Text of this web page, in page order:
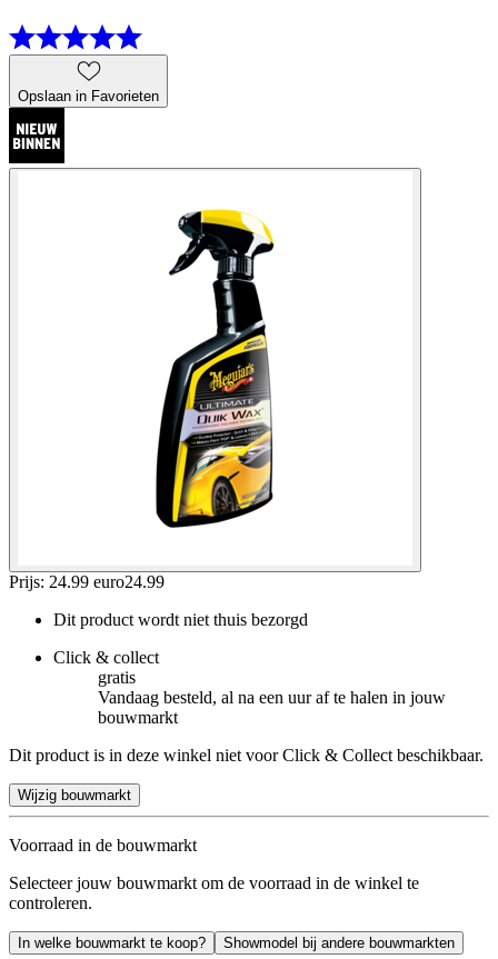
Opslaan in Favorieten
Prijs: 24.99 euro24.99
Dit product wordt niet thuis bezorgd
Click & collect
gratis
Vandaag besteld, al na een uur af te halen in jouw
bouwmarkt
Dit product is in deze winkel niet voor Click & Collect beschikbaar.
Wijzig bouwmarkt
Voorraad in de bouwmarkt
Selecteer jouw bouwmarkt om de voorraad in de winkel te
controleren.
In welke bouwmarkt te koop? Showmodel bij andere bouwmarkten